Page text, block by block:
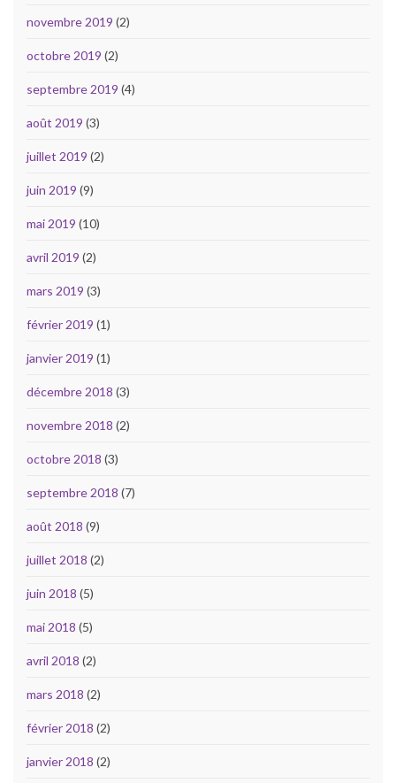
novembre 2019 (2)
octobre 2019 (2)
septembre 2019 (4)
août 2019 (3)
juillet 2019 (2)
juin 2019 (9)
mai 2019 (10)
avril 2019 (2)
mars 2019 (3)
février 2019 (1)
janvier 2019 (1)
décembre 2018 (3)
novembre 2018 (2)
octobre 2018 (3)
septembre 2018 (7)
août 2018 (9)
juillet 2018 (2)
juin 2018 (5)
mai 2018 (5)
avril 2018 (2)
mars 2018 (2)
février 2018 (2)
janvier 2018 (2)